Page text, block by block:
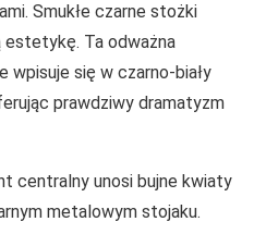
Smukłe czarne stożki
Ta odważna
wpisuje się w czarno-biały
prawdziwy dramatyzm
centralny unosi bujne kwiaty
metalowym stojaku.